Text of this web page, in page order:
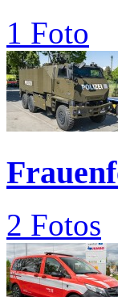
1 Foto
2 Fotos